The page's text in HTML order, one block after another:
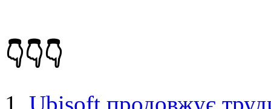
👇👇👇